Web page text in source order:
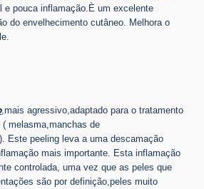
e pouca inflamação.È um excelente
do envelhecimento cutâneo. Melhora o
,mais agressivo,adaptado para o tratamento
melasma,manchas de
Este peeling leva a uma descamação
mais importante. Esta inflamação
controlada, uma vez que as peles que
são por definição,peles muito